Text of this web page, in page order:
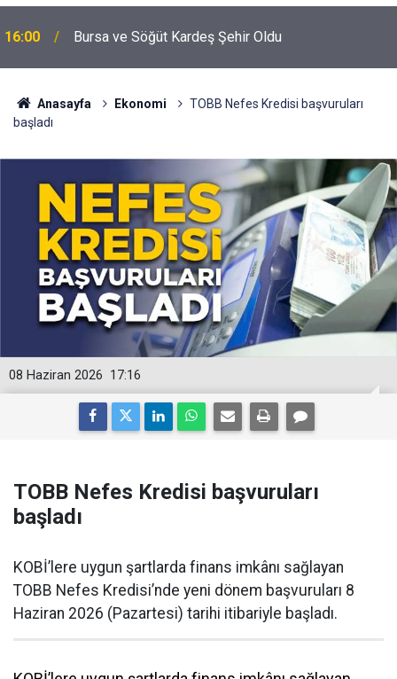
16:00 Bursa ve Söğüt Kardeş Şehir Oldu
Anasayfa Ekonomi
TOBB Nefes Kredisi başvuruları
başladı
17:16
08 Haziran 2026
TOBB Nefes Kredisi başvuruları
başladı
KOBİ’lere uygun şartlarda finans imkânı sağlayan
TOBB Nefes Kredisi’nde yeni dönem başvuruları 8
Haziran 2026 (Pazartesi) tarihi itibariyle başladı.